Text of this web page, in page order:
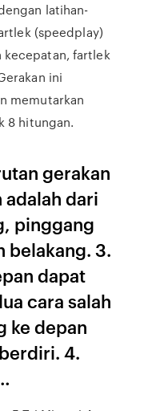
latihan-
(speedplay)
kecepatan, fartlek
ini
memutarkan
8 hitungan.
gerakan
dari
pinggang
belakang. 3.
dapat
cara salah
ke depan
4.